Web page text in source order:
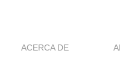
ACERCA DE